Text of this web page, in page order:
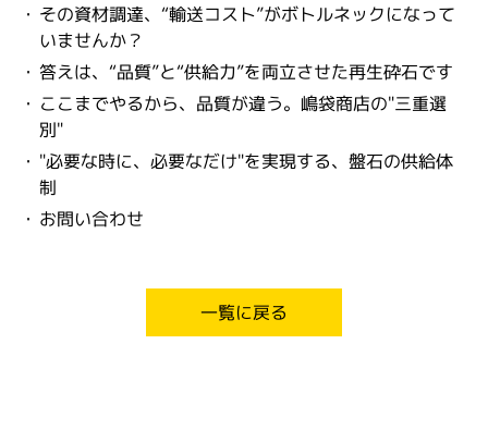
その資材調達、“輸送コスト”がボトルネックになって
いませんか？
答えは、“品質”と“供給力”を両立させた再生砕石です
ここまでやるから、品質が違う。嶋袋商店の"三重選
別"
"必要な時に、必要なだけ"を実現する、盤石の供給体
制
お問い合わせ
一覧に戻る